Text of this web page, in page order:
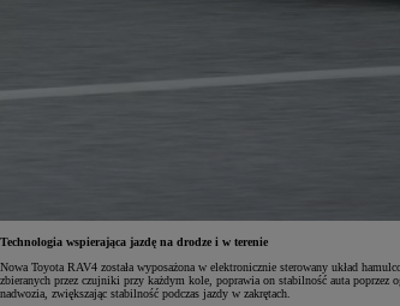
Technologia wspierająca jazdę na drodze i w terenie
Nowa Toyota RAV4 została wyposażona w elektronicznie sterowany układ
zbieranych przez czujniki przy każdym kole, poprawia on stabilność auta poprzez
nadwozia, zwiększając stabilność podczas jazdy w zakrętach.